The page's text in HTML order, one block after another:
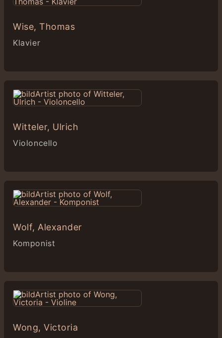
Wise, Thomas
Klavier
Witteler, Ulrich
Violoncello
Wolf, Alexander
Komponist
Wong, Victoria